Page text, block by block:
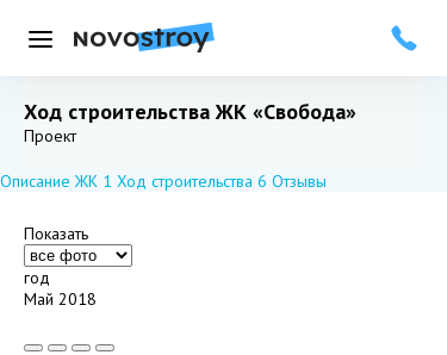
Меню
Ход строительства ЖК «Свобода»
Добавить в избранное
Подписаться
Проект
Описание ЖК 1 Ход строительства 6 Отзывы
Показать
год
Май 2018